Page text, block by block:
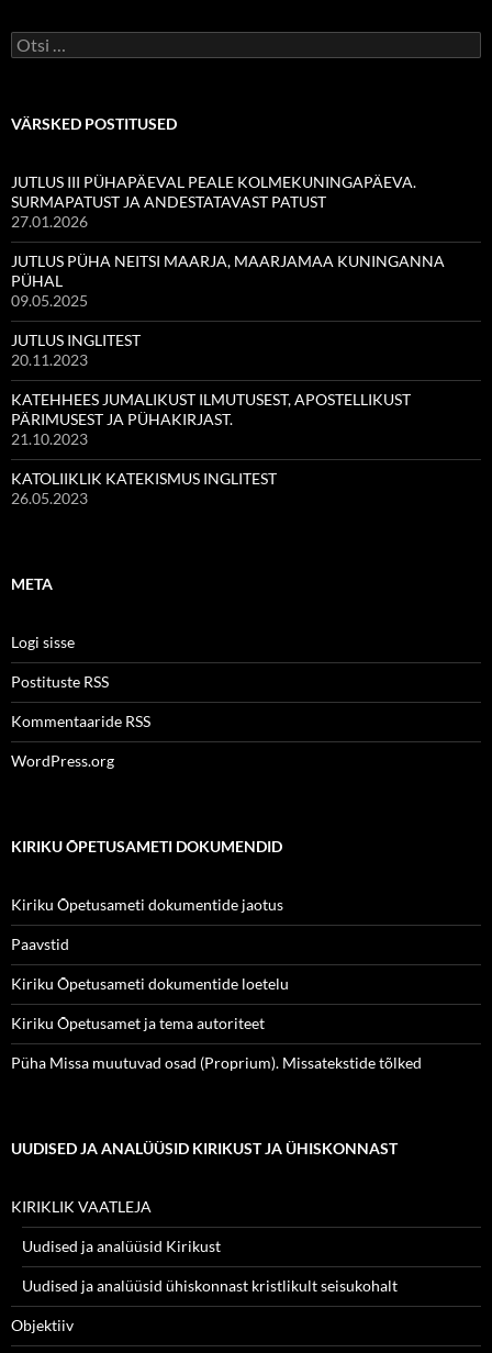
Otsi:
VÄRSKED POSTITUSED
JUTLUS III PÜHAPÄEVAL PEALE KOLMEKUNINGAPÄEVA.
SURMAPATUST JA ANDESTATAVAST PATUST
27.01.2026
JUTLUS PÜHA NEITSI MAARJA, MAARJAMAA KUNINGANNA
PÜHAL
09.05.2025
JUTLUS INGLITEST
20.11.2023
KATEHHEES JUMALIKUST ILMUTUSEST, APOSTELLIKUST
PÄRIMUSEST JA PÜHAKIRJAST.
21.10.2023
KATOLIIKLIK KATEKISMUS INGLITEST
26.05.2023
META
Logi sisse
Postituste RSS
Kommentaaride RSS
WordPress.org
KIRIKU ÕPETUSAMETI DOKUMENDID
Kiriku Õpetusameti dokumentide jaotus
Paavstid
Kiriku Õpetusameti dokumentide loetelu
Kiriku Õpetusamet ja tema autoriteet
Püha Missa muutuvad osad (Proprium). Missatekstide tõlked
UUDISED JA ANALÜÜSID KIRIKUST JA ÜHISKONNAST
KIRIKLIK VAATLEJA
Uudised ja analüüsid Kirikust
Uudised ja analüüsid ühiskonnast kristlikult seisukohalt
Objektiiv